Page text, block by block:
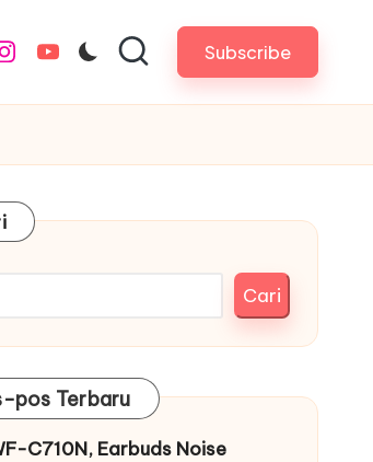
youtube.com Subscribe
Cari
pos Terbaru
C710N, Earbuds Noise